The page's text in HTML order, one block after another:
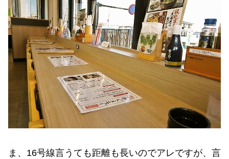
ま、16号線言うても距離も長いのでアレですが、言